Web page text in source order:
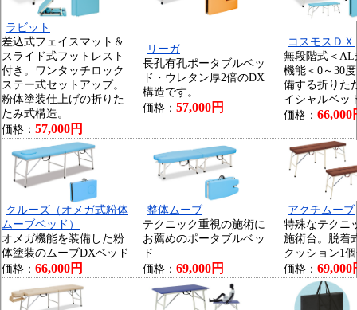
ラビット
差込式フェイスマット＆
スライド式フットレスト
付き。ワンタッチロック
ステー式セットアップ。
粉体塗装仕上げの折りた
たみ式構造。
価格： 57,000円
リーガ
長孔有孔ポータブルベッ
ド・ウレタン厚2倍のDX
構造です。
価格： 57,000円
コスモスＤＸ
無段階式＜AL
機能＜0～30
備する折りた
イシャルベッ
価格： 66,000
クルーズ（オメガ式粉体
ムーブベッド）
オメガ機能を装備した粉
体塗装のムーブDXベッド
価格： 66,000円
整体ムーブ
テクニック重視の施術に
お薦めのポータブルベッ
ド
価格： 69,000円
アクチムーブ
特殊なテクニ
施術台。脱着
クッション1
価格： 69,000